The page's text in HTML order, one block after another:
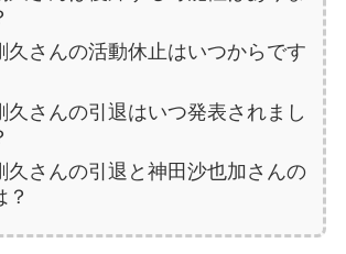
久さんの活動休止はいつからです
久さんの引退はいつ発表されまし
久さんの引退と神田沙也加さんの
？